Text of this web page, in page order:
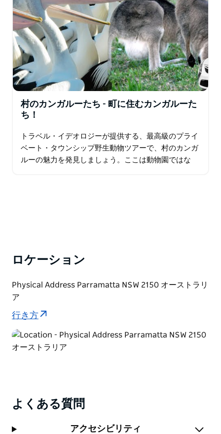
村のカンガルーたち - 町に住むカンガルーた
ち！
トラベル・イデオロジーが提供する、最高級のプライ
ベート・タウンシップ野生動物ツアーで、村のカンガ
ルーの魅力を発見しましょう。ここは動物園ではな
ロケーション
Physical Address Parramatta NSW 2150 オーストラリ
ア
行き方
よくある質問
アクセシビリティ